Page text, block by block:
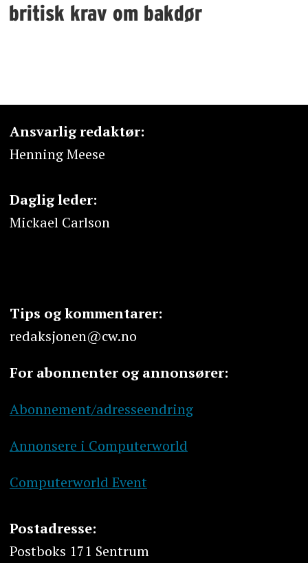
britisk krav om bakdør
Ansvarlig redaktør:
Henning Meese
Daglig leder:
Mickael Carlson
Tips og kommentarer:
redaksjonen@cw.no
For abonnenter og annonsører:
Abonnement/adresseendring
Annonsere i Computerworld
Computerworld Event
Postadresse:
Postboks 171 Sentrum